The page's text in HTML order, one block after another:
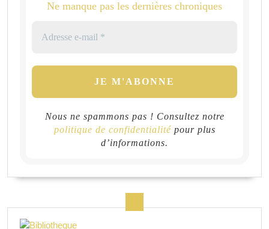
Ne manque pas les dernières chroniques
Nous ne spammons pas ! Consultez notre
politique de confidentialitépour plus
d’informations.